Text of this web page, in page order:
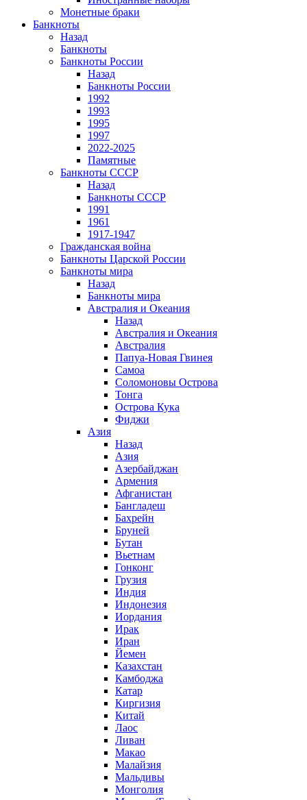
Монетные браки
Банкноты
Назад
Банкноты
Банкноты России
Назад
Банкноты России
1992
1993
1995
1997
2022-2025
Памятные
Банкноты СССР
Назад
Банкноты СССР
1991
1961
1917-1947
Гражданская война
Банкноты Царской России
Банкноты мира
Назад
Банкноты мира
Австралия и Океания
Назад
Австралия и Океания
Австралия
Папуа-Новая Гвинея
Самоа
Соломоновы Острова
Тонга
Острова Кука
Фиджи
Азия
Назад
Азия
Азербайджан
Армения
Афганистан
Бангладеш
Бахрейн
Бруней
Бутан
Вьетнам
Гонконг
Грузия
Индия
Индонезия
Иордания
Ирак
Иран
Йемен
Казахстан
Камбоджа
Катар
Киргизия
Китай
Лаос
Ливан
Макао
Малайзия
Мальдивы
Монголия